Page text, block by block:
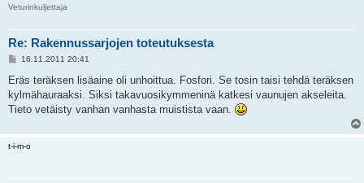
Veturinkuljettaja
Re: Rakennussarjojen toteutuksesta
V
e
t
i
16.11.2011 20:41
Eräs teräksen lisäaine oli unhoittua. Fosfori. Se tosin taisi tehdä teräksen
kylmähauraaksi. Siksi takavuosikymmeninä katkesi vaunujen akseleita.
Tieto vetäisty vanhan vanhasta muistista vaan.
t-i-m-o